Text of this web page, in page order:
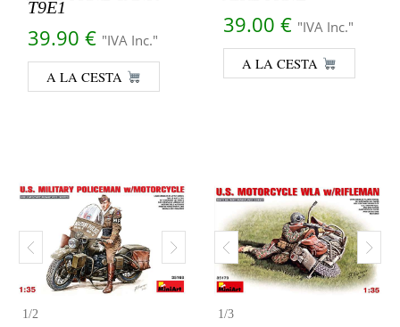
T9E1
39.90 € "IVA Inc."
A LA CESTA
39.00 € "IVA Inc."
A LA CESTA
1/2 1/3